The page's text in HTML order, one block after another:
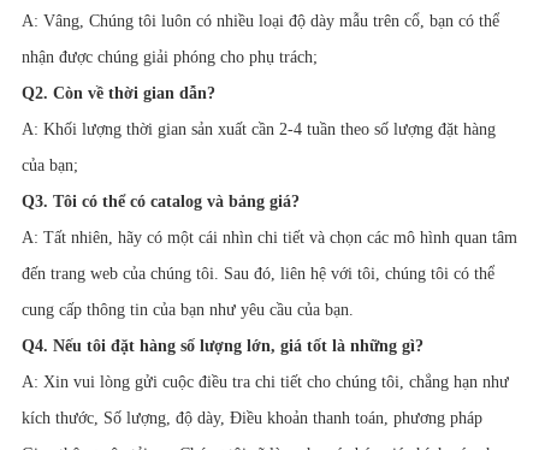
A: Vâng, Chúng tôi luôn có nhiều loại độ dày mẫu trên cổ, bạn có thể
nhận được chúng giải phóng cho phụ trách;
Q2. Còn về thời gian dẫn?
A: Khối lượng thời gian sản xuất cần 2-4 tuần theo số lượng đặt hàng
của bạn;
Q3. Tôi có thể có catalog và bảng giá?
A: Tất nhiên, hãy có một cái nhìn chi tiết và chọn các mô hình quan tâm
đến trang web của chúng tôi. Sau đó, liên hệ với tôi, chúng tôi có thể
cung cấp thông tin của bạn như yêu cầu của bạn.
Q4. Nếu tôi đặt hàng số lượng lớn, giá tốt là những gì?
A: Xin vui lòng gửi cuộc điều tra chi tiết cho chúng tôi, chẳng hạn như
kích thước, Số lượng, độ dày, Điều khoản thanh toán, phương pháp